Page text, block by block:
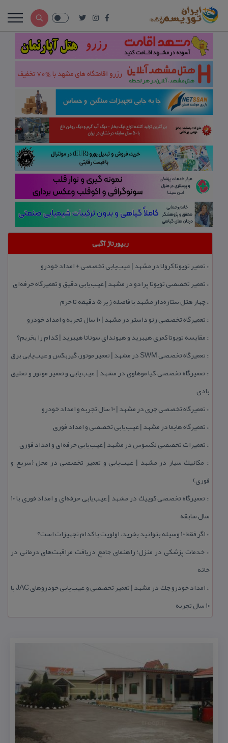
ریپورتاژ آگهی
:: تعمیر تویوتا كرولا در مشهد | عیب‌یابی تخصصی + امداد خودرو
:: تعمیر تخصصی تویوتا پرادو در مشهد | عیب‌یابی دقیق و تعمیرگاه حرفه‌ای
::چهار هتل‌ ستاره‌دار مشهد با فاصله زیر 5 دقیقه تا حرم
:: تعمیرگاه تخصصی رنو داستر در مشهد | ۱۰ سال تجربه و امداد خودرو
:: مقایسه تویوتا كمری هیبرید و هیوندای سوناتا هیبرید | كدام را بخریم؟
:: تعمیرگاه تخصصی SWM در مشهد | تعمیر موتور، گیربكس و عیب‌یابی برق
:: تعمیرگاه تخصصی كیا موهاوی در مشهد | عیب‌یابی و تعمیر موتور و تعلیق
بادی
:: تعمیرگاه تخصصی چری در مشهد | ۱۰ سال تجربه و امداد خودرو
:: تعمیرگاه هایما در مشهد | عیب‌یابی تخصصی و امداد فوری
:: تعمیرات تخصصی لكسوس در مشهد | عیب‌یابی حرفه‌ای و امداد فوری
:: مكانیك سیار در مشهد | عیب‌یابی و تعمیر تخصصی در محل (سریع و
فوری)
::
تعمیرگاه تخصصی كوییك در مشهد | عیب‌یابی حرفه‌ای و امداد فوری با ۱۰
سال سابقه
:: اگر فقط 10 وسیله بتوانید بخرید، اولویت با كدام تجهیزات است؟
:: خدمات پزشكی در منزل؛ راهنمای جامع دریافت مراقبت‌های درمانی در
خانه
::
امداد خودرو جك در مشهد | تعمیر تخصصی و عیب‌یابی خودروهای JAC با
۱۰ سال تجربه